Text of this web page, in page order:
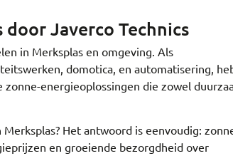
Javerco Technics
in Merksplas en omgeving. Als
domotica, en automatisering,
energieoplossingen die zowel
Het antwoord is eenvoudig:
en groeiende bezorgdheid over